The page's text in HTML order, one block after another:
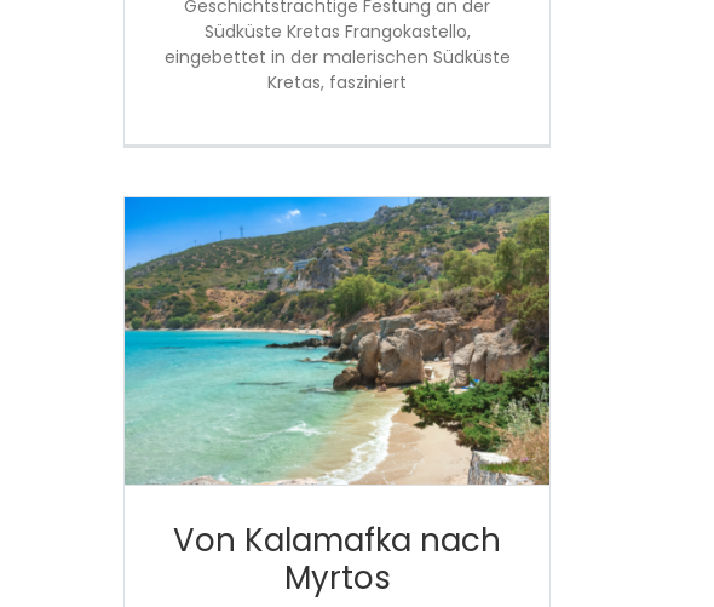
Geschichtsträchtige Festung an der
Südküste Kretas Frangokastello,
eingebettet in der malerischen Südküste
Kretas, fasziniert
Von Kalamafka nach
Myrtos